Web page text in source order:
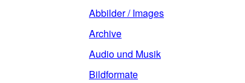
Abbilder / Images
Archive
Audio und Musik
Bildformate